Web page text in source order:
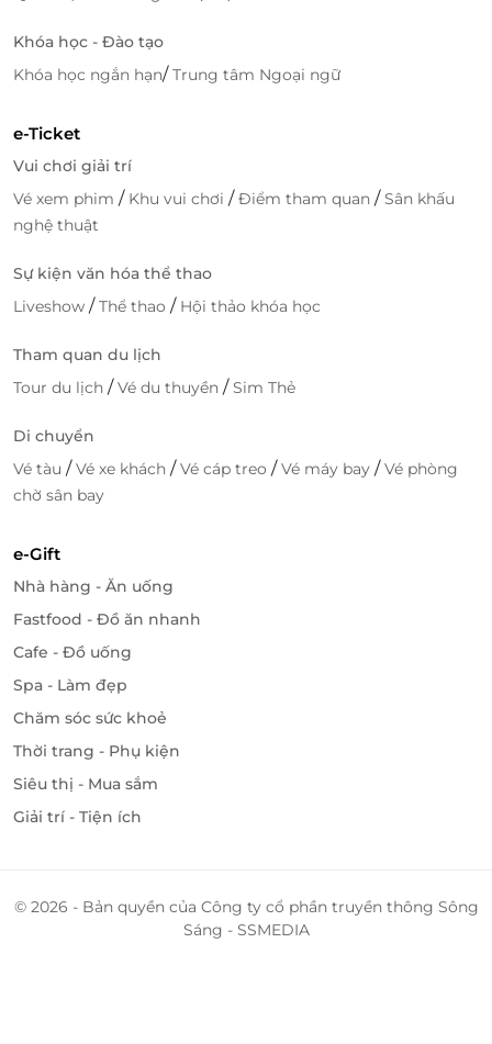
phú, đa sắc màu.
Để kết thúc một bữa tiệc
khách đừng quên ghé qua quầy đồ ăn tráng miệng
với nhiều món chè thanh mát, hoa quả, bánh ngọt
ngon miệng, hài lòng mỗi khi thưởng thức.
Khóa học - Đào tạo
Khóa học ngắn hạn/Trung tâm Ngoại ngữ
e-Ticket
Vui chơi giải trí
Vé xem phim / Khu vui chơi /Điểm tham quan /Sân khấu
nghệ thuật
Sự kiện văn hóa thể thao
Liveshow /Thể thao / Hội thảo khóa học
Tham quan du lịch
Tour du lịch /Vé du thuyền /Sim Thẻ
Di chuyển
Vé tàu /Vé xe khách /Vé cáp treo /Vé máy bay /Vé phòng
chờ sân bay
e-Gift
Nhà hàng - Ăn uống
Fastfood - Đồ ăn nhanh
Cafe - Đồ uống
Spa - Làm đẹp
Chăm sóc sức khoẻ
Thời trang - Phụ kiện
Siêu thị - Mua sắm
Giải trí - Tiện ích
© 2026 - Bản quyền của Công ty cổ phần truyền thông Sông
Sáng - SSMEDIA